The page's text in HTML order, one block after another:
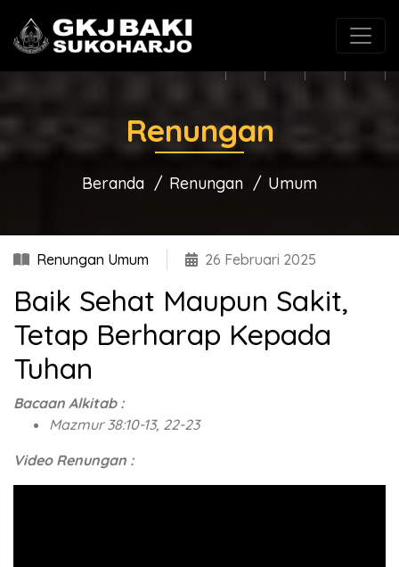
(0271) 625546 gkjbaki@gmail.com
Renungan
Beranda Renungan Umum
Renungan Umum 26 Februari 2025
Baik Sehat Maupun Sakit,
Tetap Berharap Kepada
Tuhan
Bacaan Alkitab :
Mazmur 38:10-13, 22-23
Video Renungan :